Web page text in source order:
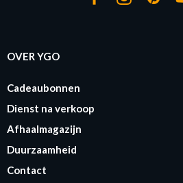
OVER YGO
Cadeaubonnen
Dienst na verkoop
Afhaalmagazijn
Duurzaamheid
Contact